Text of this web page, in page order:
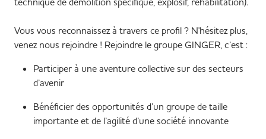
Vous vous reconnaissez à travers ce profil ? N'hésitez plus,
venez nous rejoindre ! Rejoindre le groupe GINGER, c’est :
Participer à une aventure collective sur des secteurs
d’avenir
Bénéficier des opportunités d’un groupe de taille
importante et de l’agilité d’une société innovante